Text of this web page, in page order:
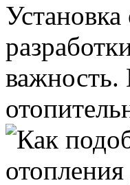
важность.